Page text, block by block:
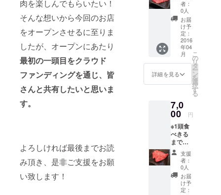
肉を楽しんでもらいたい！
そんな想いから今回のお店
をオープンさせるに至りま
したが、オープンにあたり
最初の一頭目をクラウド
ファンディングを通じ、皆
さんと共有したいと思いま
す。
よろしければ最後までお読
み頂き、是非ご支援をお願
い致します！
掲示さ
せて頂
きま
す。ご
不要の
方は事
前にお
知らせ
くださ
い。
者：
0人
お届
け予
定：
2016
年04
月
詳細を見る
こ
の
リ
タ
ー
ン
を
選
択
す
る
7,0
00 円
※1頭食
べきる
まで店
内にお
名前を
掲示さ
せて頂
きま
す。ご
支援
者：
0人
お届
け予
定：